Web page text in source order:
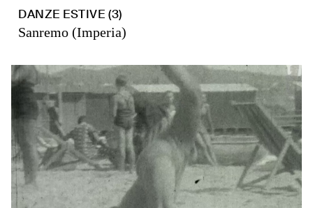
DANZE ESTIVE (3)
Sanremo (Imperia)